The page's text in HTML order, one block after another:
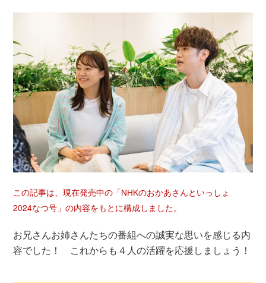
この記事は、現在発売中の「NHKのおかあさんといっしょ
2024なつ号」の内容をもとに構成しました。
お兄さんお姉さんたちの番組への誠実な思いを感じる内
容でした！ これからも４人の活躍を応援しましょう！